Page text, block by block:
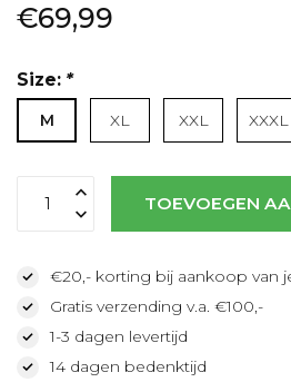
€69,99
Size: *
M XL XXL XXXL
TOEVOEGEN
€20,- korting bij aankoop van
Gratis verzending v.a. €100,-
1-3 dagen levertijd
14 dagen bedenktijd